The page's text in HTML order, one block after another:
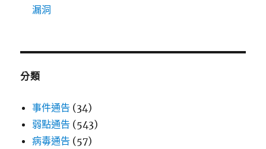
漏洞
分類
事件通告 (34)
弱點通告 (543)
病毒通告 (57)